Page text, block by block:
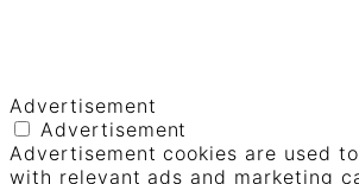
Advertisement
Advertisement
Advertisement cookies are used
with relevant ads and marketing